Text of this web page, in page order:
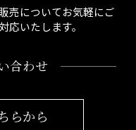
売についてお気軽にご
いたします。
合わせ
らから